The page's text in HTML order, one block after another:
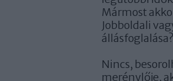
Mármost
Jobboldali
állásfoglalása?
Nincs,
merénylője,